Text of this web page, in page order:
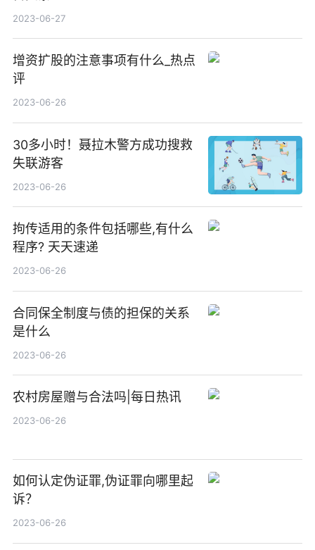
2023-06-27
增资扩股的注意事项有什么_热点
评
2023-06-26
30多小时！聂拉木警方成功搜救
失联游客
2023-06-26
拘传适用的条件包括哪些,有什么
程序? 天天速递
2023-06-26
合同保全制度与债的担保的关系
是什么
2023-06-26
农村房屋赠与合法吗|每日热讯
2023-06-26
如何认定伪证罪,伪证罪向哪里起
诉？
2023-06-26